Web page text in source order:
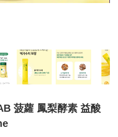
菠蘿 鳳梨酵素 益酸